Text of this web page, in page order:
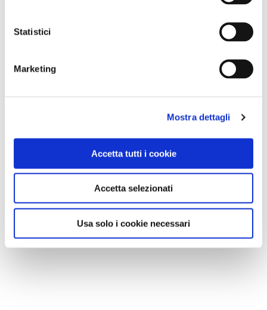
Statistici
Marketing
Mostra dettagli
Accetta tutti i cookie
Accetta selezionati
Usa solo i cookie necessari